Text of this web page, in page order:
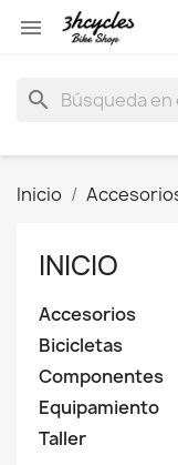

search
Inicio
INICIO
Accesorios
Bicicletas
Componentes
Equipamiento
Taller